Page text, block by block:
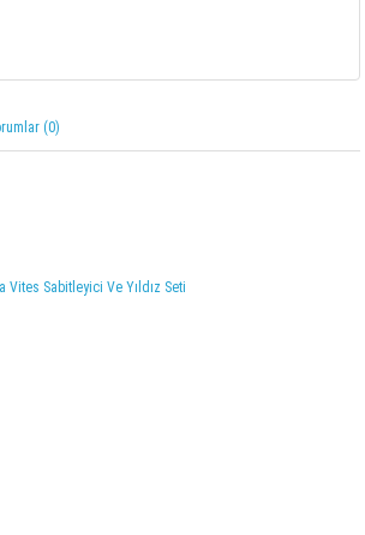
(0)
Vites Sabitleyici Ve Yıldız Seti